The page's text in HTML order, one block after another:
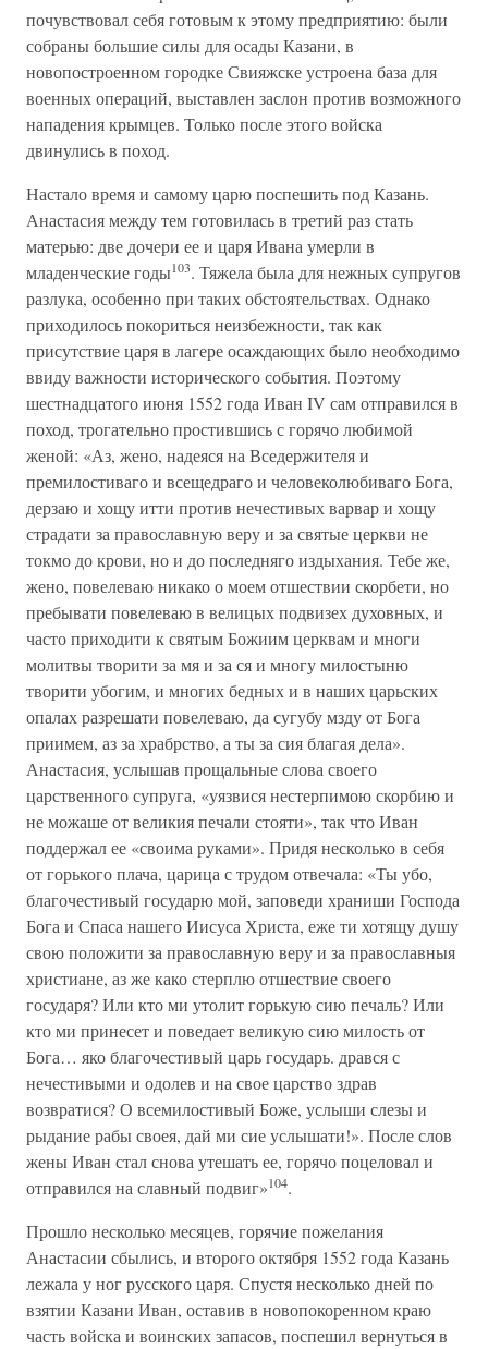
почувствовал себя готовым к этому предприятию: были
собраны большие силы для осады Казани, в
новопостроенном городке Свияжске устроена база для
военных операций, выставлен заслон против возможного
нападения крымцев. Только после этого войска
двинулись в поход.
Настало время и самому царю поспешить под Казань.
Анастасия между тем готовилась в третий раз стать
матерью: две дочери ее и царя Ивана умерли в
младенческие годы103. Тяжела была для нежных супругов
разлука, особенно при таких обстоятельствах. Однако
приходилось покориться неизбежности, так как
присутствие царя в лагере осаждающих было необходимо
ввиду важности исторического события. Поэтому
шестнадцатого июня 1552 года Иван IV сам отправился в
поход, трогательно простившись с горячо любимой
женой: «Аз, жено, надеяся на Вседержителя и
премилостиваго и всещедраго и человеколюбиваго Бога,
дерзаю и хощу итти против нечестивых варвар и хощу
страдати за православную веру и за святые церкви не
токмо до крови, но и до последняго издыхания. Тебе же,
жено, повелеваю никако о моем отшествии скорбети, но
пребывати повелеваю в велицых подвизех духовных, и
часто приходити к святым Божиим церквам и многи
молитвы творити за мя и за ся и многу милостыню
творити убогим, и многих бедных и в наших царьских
опалах разрешати повелеваю, да сугубу мзду от Бога
приимем, аз за храбрство, а ты за сия благая дела».
Анастасия, услышав прощальные слова своего
царственного супруга, «уязвися нестерпимою скорбию и
не можаше от великия печали стояти», так что Иван
поддержал ее «своима руками». Придя несколько в себя
от горького плача, царица с трудом отвечала: «Ты убо,
благочестивый государю мой, заповеди храниши Господа
Бога и Спаса нашего Иисуса Христа, еже ти хотящу душу
свою положити за православную веру и за православныя
христиане, аз же како стерплю отшествие своего
государя? Или кто ми утолит горькую сию печаль? Или
кто ми принесет и поведает великую сию милость от
Бога… яко благочестивый царь государь. дрався с
нечестивыми и одолев и на свое царство здрав
возвратися? О всемилостивый Боже, услыши слезы и
рыдание рабы своея, дай ми сие услышати!». После слов
жены Иван стал снова утешать ее, горячо поцеловал и
отправился на славный подвиг»104.
Прошло несколько месяцев, горячие пожелания
Анастасии сбылись, и второго октября 1552 года Казань
лежала у ног русского царя. Спустя несколько дней по
взятии Казани Иван, оставив в новопокоренном краю
часть войска и воинских запасов, поспешил вернуться в